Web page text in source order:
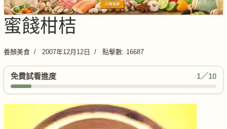
蜜餞柑桔
養顏美食 2007年12月12日 點擊數: 16687
免費試看進度 1／10